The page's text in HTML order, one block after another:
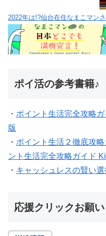
2022年は!?仙台在住なまこマン
ポイ活の参考書籍♪
・ ポイント生活完全攻略
版
・ ポイント生活２徹底攻
ント生活完全攻略ガイド
・ キャッシュレスの賢い
応援クリックお願